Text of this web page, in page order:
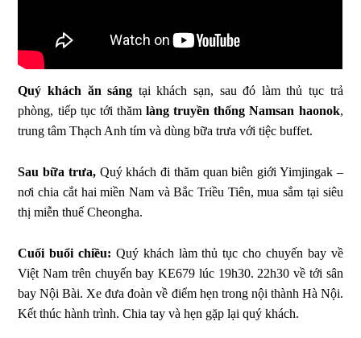
Quý khách ăn sáng tại khách sạn, sau đó làm thủ tục trả
phòng, tiếp tục tới thămlàng truyền thống Namsan haonok,
trung tâm Thạch Anh tím và dùng bữa trưa với tiệc buffet.
Sau bữa trưa,Quý khách đi thăm quan biên giới Yimjingak –
nơi chia cắt hai miền Nam và Bắc Triều Tiên, mua sắm tại siêu
thị miễn thuế Cheongha.
Cuối buổi chiều: Quý khách làm thủ tục cho chuyến bay về
Việt Nam trên chuyến bay KE679 lúc 19h30. 22h30 về tới sân
bay Nội Bài. Xe đưa đoàn về điểm hẹn trong nội thành Hà Nội.
Kết thúc hành trình. Chia tay và hẹn gặp lại quý khách.